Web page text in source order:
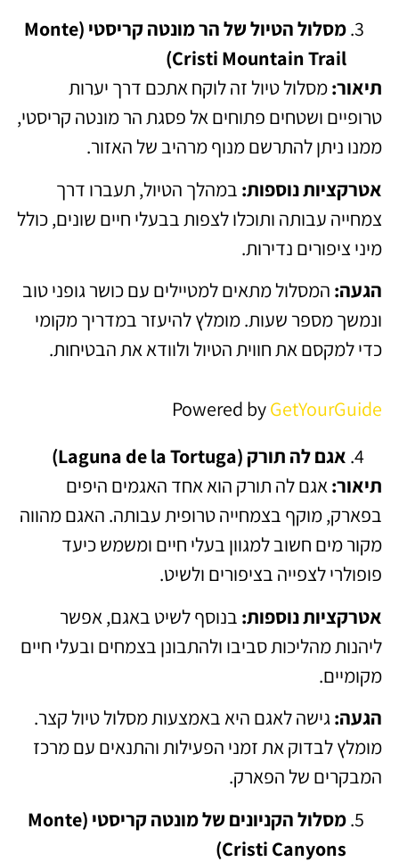
מסלול הטיול של הר מונטה קריסטי (Monte
Cristi Mountain Trail)
תיאור:מסלול טיול זה לוקח אתכם דרך יערות
טרופיים ושטחים פתוחים אל פסגת הר מונטה קריסטי,
ממנו ניתן להתרשם מנוף מרהיב של האזור.
אטרקציות נוספות: במהלך הטיול, תעברו דרך
צמחייה עבותה ותוכלו לצפות בבעלי חיים שונים, כולל
מיני ציפורים נדירות.
הגעה: המסלול מתאים למטיילים עם כושר גופני טוב
ונמשך מספר שעות. מומלץ להיעזר במדריך מקומי
כדי למקסם את חווית הטיול ולוודא את הבטיחות.
Powered byGetYourGuide
אגם לה תורק (Laguna de la Tortuga)
תיאור:אגם לה תורק הוא אחד האגמים היפים
בפארק, מוקף בצמחייה טרופית עבותה. האגם מהווה
מקור מים חשוב למגוון בעלי חיים ומשמש כיעד
פופולרי לצפייה בציפורים ולשיט.
אטרקציות נוספות: בנוסף לשיט באגם, אפשר
ליהנות מהליכות סביבו ולהתבונן בצמחים ובעלי חיים
מקומיים.
הגעה: גישה לאגם היא באמצעות מסלול טיול קצר.
מומלץ לבדוק את זמני הפעילות והתנאים עם מרכז
המבקרים של הפארק.
מסלול הקניונים של מונטה קריסטי (Monte
Cristi Canyons)